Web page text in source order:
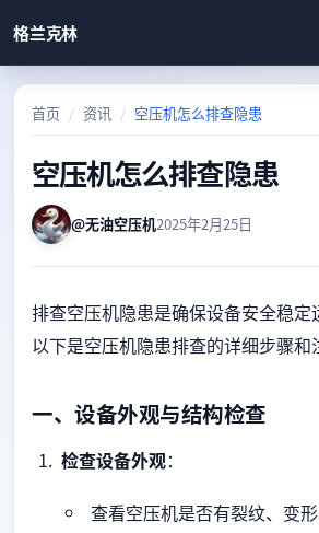
格兰克林
首页 资讯 空压机怎么排查隐患
空压机怎么排查隐患
@无油空压机2025年2月25日
排查空压机隐患是确保设备安全稳定
以下是空压机隐患排查的详细步骤和
一、设备外观与结构检查
检查设备外观：
查看空压机是否有裂纹、变形